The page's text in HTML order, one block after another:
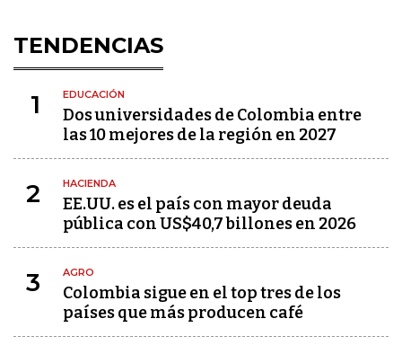
TENDENCIAS
1 EDUCACIÓN
Dos universidades de Colombia entre
las 10 mejores de la región en 2027
2 HACIENDA
EE.UU. es el país con mayor deuda
pública con US$40,7 billones en 2026
3 AGRO
Colombia sigue en el top tres de los
países que más producen café